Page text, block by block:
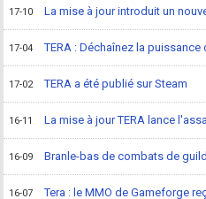
17-10 La mise à jour introduit un
17-04 TERA : Déchaînez la puissance
17-02 TERA a été publié sur Steam
16-11 La mise à jour TERA lance
16-09 Branle-bas de combats de
16-07 Tera : le MMO de Gameforge